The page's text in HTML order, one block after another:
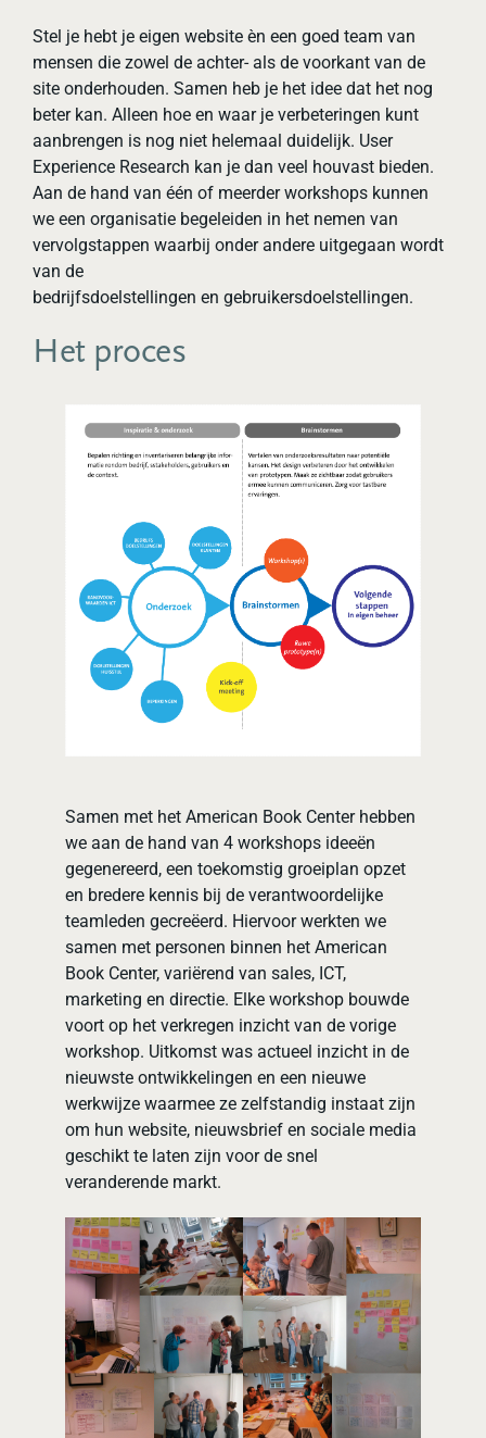
Stel je hebt je eigen website èn een goed team van
mensen die zowel de achter- als de voorkant van de
site onderhouden. Samen heb je het idee dat het nog
beter kan. Alleen hoe en waar je verbeteringen kunt
aanbrengen is nog niet helemaal duidelijk. User
Experience Research kan je dan veel houvast bieden.
Aan de hand van één of meerder workshops kunnen
we een organisatie begeleiden in het nemen van
vervolgstappen waarbij onder andere uitgegaan wordt
van de
bedrijfsdoelstellingen en gebruikersdoelstellingen.
Het proces
Samen met het American Book Center hebben
we aan de hand van 4 workshops ideeën
gegenereerd, een toekomstig groeiplan opzet
en bredere kennis bij de verantwoordelijke
teamleden gecreëerd. Hiervoor werkten we
samen met personen binnen het American
Book Center, variërend van sales, ICT,
marketing en directie. Elke workshop bouwde
voort op het verkregen inzicht van de vorige
workshop. Uitkomst was actueel inzicht in de
nieuwste ontwikkelingen en een nieuwe
werkwijze waarmee ze zelfstandig instaat zijn
om hun website, nieuwsbrief en sociale media
geschikt te laten zijn voor de snel
veranderende markt.